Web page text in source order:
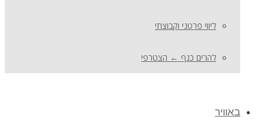
ליווי פרטני וקבוצתי
להרים כנף ← הצטרפי
באוויר